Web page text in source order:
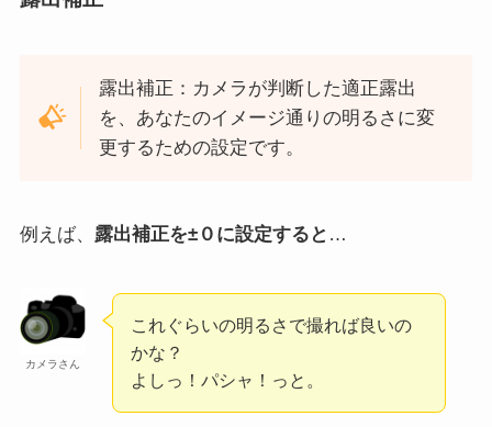
露出補正：カメラが判断した適正露出
を、あなたのイメージ通りの明るさに変
更するための設定です。
例えば、 露出補正を±０に設定すると …
カメラさん
これぐらいの明るさで撮れば良いの
かな？
よしっ！パシャ！っと。